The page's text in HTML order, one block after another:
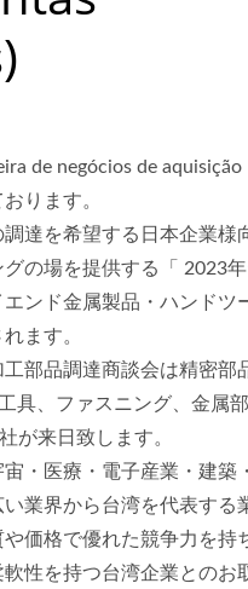
de negócios de aquisição
ります。
達を希望する日本企業様
の場を提供する「 2023年
ンド金属製品・ハンドツ
ます。
部品調達商談会は精密部
具、ファスニング、金属
が来日致します。
・医療・電子産業・建築
業界から台湾を代表する
価格で優れた競争力を持
性を持つ台湾企業とのお